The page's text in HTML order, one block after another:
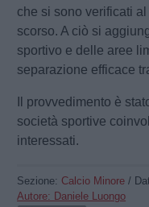
che si sono verificati
scorso. A ciò si
sportivo e delle aree
separazione efficace
Il provvedimento è
società sportive
interessati.
Sezione: Calcio Minore /
Autore: Daniele Luongo